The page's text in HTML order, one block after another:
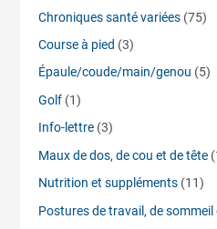
f
o
r
Chroniques santé variées (75)
Course à pied (3)
Épaule/coude/main/genou (5)
Golf (1)
Info-lettre (3)
Maux de dos, de cou et de tête
Nutrition et suppléments (11)
Postures de travail, de